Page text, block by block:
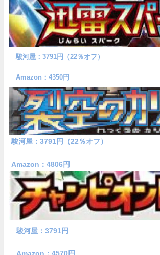
駿河屋：3791円（22％オフ）
Amazon：4350円
駿河屋：3791円（22％オフ）
Amazon：4806円
駿河屋：3791円